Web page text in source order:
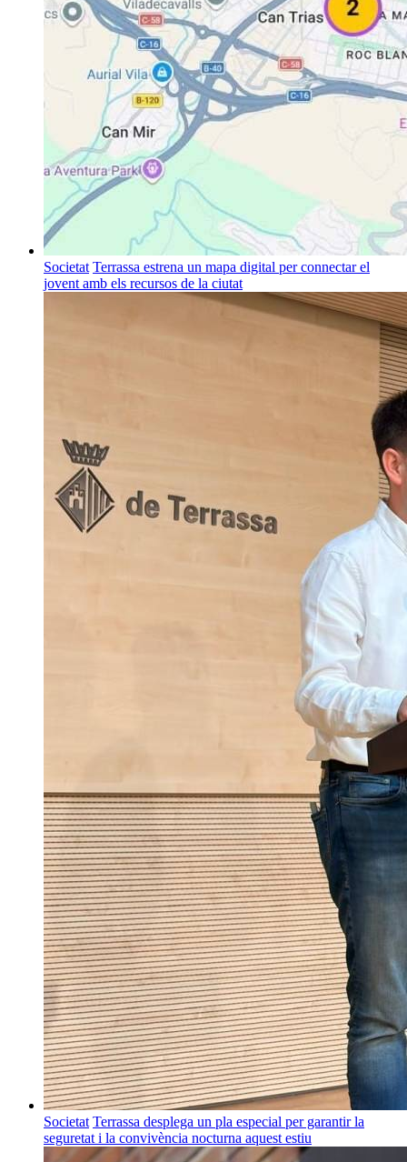
Societat Terrassa estrena un mapa digital per connectar el
jovent amb els recursos de la ciutat
Societat Terrassa desplega un pla especial per garantir la
seguretat i la convivència nocturna aquest estiu